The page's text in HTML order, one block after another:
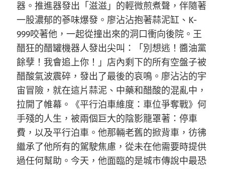
器。推進器發出「滋滋」的輕微煎煮聲，伴隨著
一股濃郁的蔘味爆發。廖沾沾抱著蒜泥缸、K-
999咬著他，一起從撞出來的洞口衝向後院。王
醋狂的醋罐機器人發出尖叫：「別想逃！醬油黨
餘孽！我會追上你！」店內剩下的所有空盤子被
醋酸氣波震碎，發出了最後的哀鳴。廖沾沾的宇
宙冒險，就在這片蒜泥、中藥和醋酸的混亂中，
拉開了帷幕。《平行泊車維度：車位爭奪戰》何
手殘的人生，被兩個巨大的陰影籠罩著：停車
費，以及平行泊車。他那輛老舊的掀背車，彷彿
繼承了他所有的駕駛焦慮，從未在他需要時提供
過任何幫助。今天，他面臨的是城市傳說中最恐